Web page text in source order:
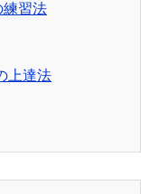
練習法
上達法